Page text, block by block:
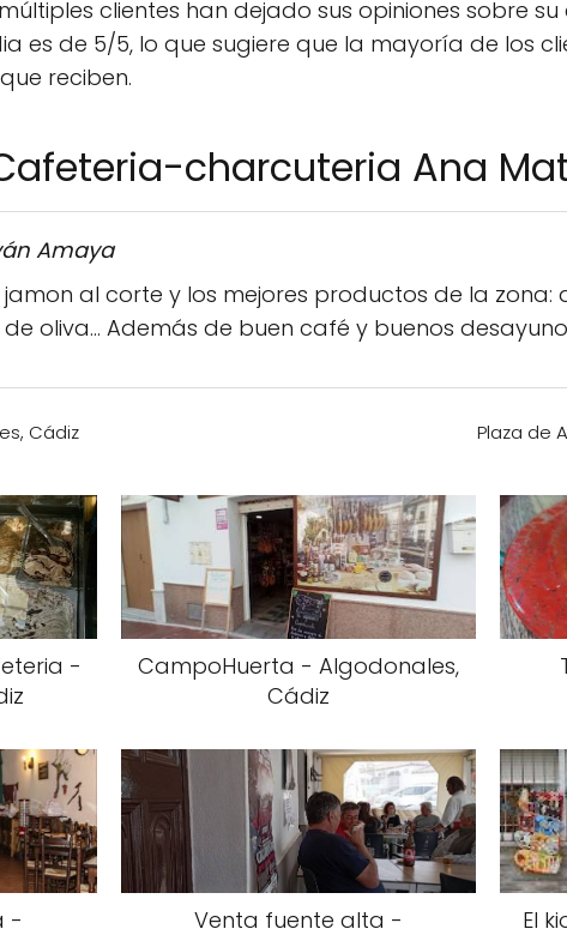
clientes han dejado sus opiniones sobre
es de 5/5, lo que sugiere que la mayoría de los
reciben.
charcuteria Ana
Amaya
jamon al corte y los mejores productos de la zona:
oliva... Además de buen café y buenos
Cádiz Plaza de
-
CampoHuerta - Algodonales,
Cádiz
- Venta fuente alta - El